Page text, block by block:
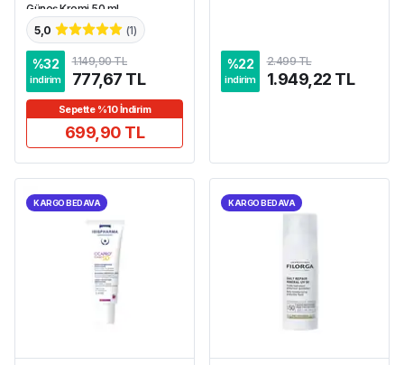
Güneş Kremi 50 ml
5,0
(1)
%32
indirim
1.149,90 TL
777,67 TL
Sepette %10 İndirim
699,90 TL
%22
indirim
2.499 TL
1.949,22 TL
KARGO BEDAVA KARGO BEDAVA